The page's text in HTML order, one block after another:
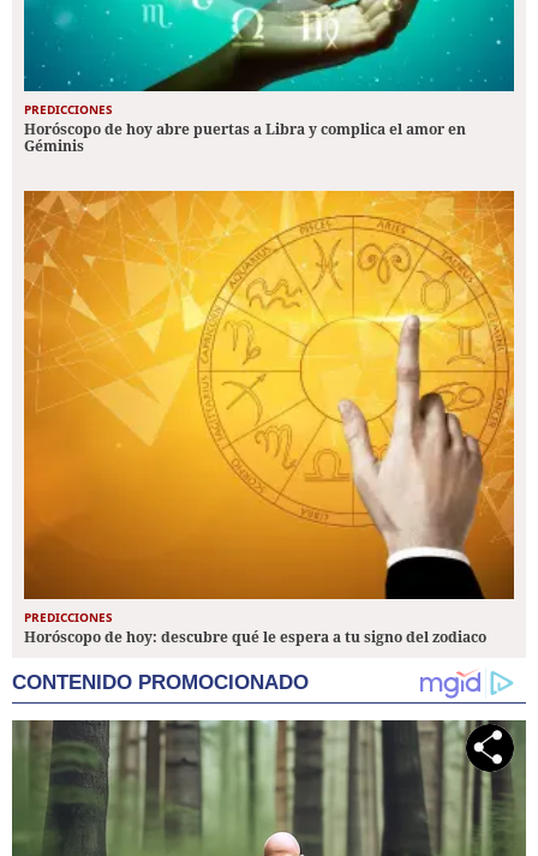
PREDICCIONES
Horóscopo de hoy abre puertas a Libra y complica el amor en
Géminis
PREDICCIONES
Horóscopo de hoy: descubre qué le espera a tu signo del zodiaco
CONTENIDO PROMOCIONADO